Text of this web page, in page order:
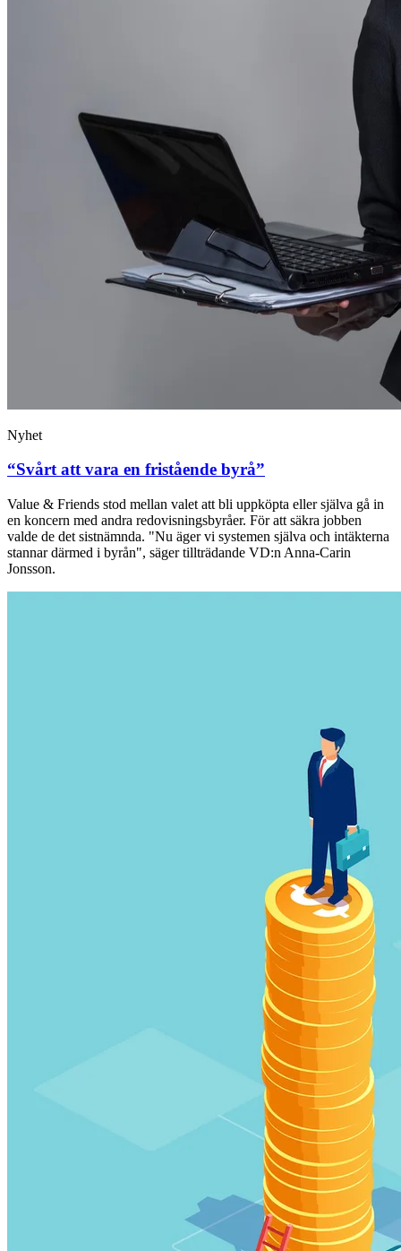
Nyhet
“Svårt att vara en fristående byrå”
Value & Friends stod mellan valet att bli uppköpta eller själva gå in
en koncern med andra redovisningsbyråer. För att säkra jobben
valde de det sistnämnda. "Nu äger vi systemen själva och intäkterna
stannar därmed i byrån", säger tillträdande VD:n Anna-Carin
Jonsson.